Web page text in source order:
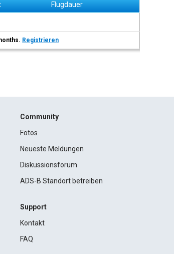
Flugdauer
Registrieren
Community
Fotos
Neueste Meldungen
Diskussionsforum
ADS-B Standort betreiben
Support
Kontakt
FAQ